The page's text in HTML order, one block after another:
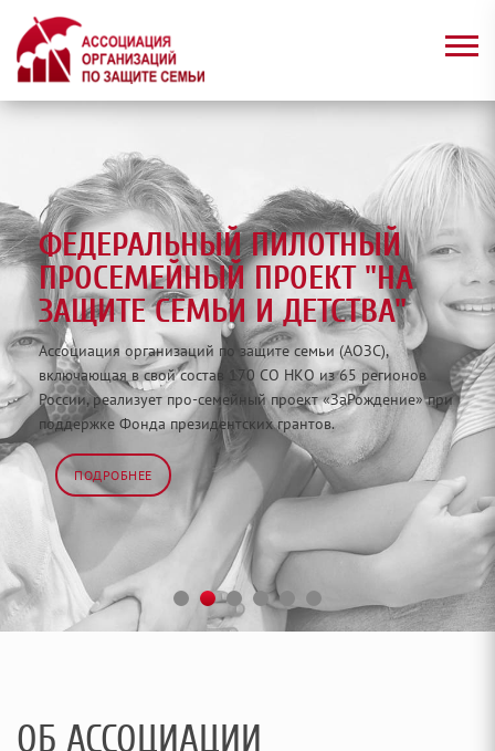
ФЕДЕРАЛЬНЫЙ ПИЛОТНЫЙ
ПРОСЕМЕЙНЫЙ ПРОЕКТ "НА
ЗАЩИТЕ СЕМЬИ И ДЕТСТВА"
Ассоциация организаций по защите семьи (АОЗС),
включающая в свой состав 170 СО НКО из 65 регионов
России, реализует про-семейный проект «ЗаРождение» при
поддержке Фонда президентских грантов.
ПОДРОБНЕЕ
ИНТЕРАКТИВНАЯ КАРТА
ОБ АССОЦИАЦИИ